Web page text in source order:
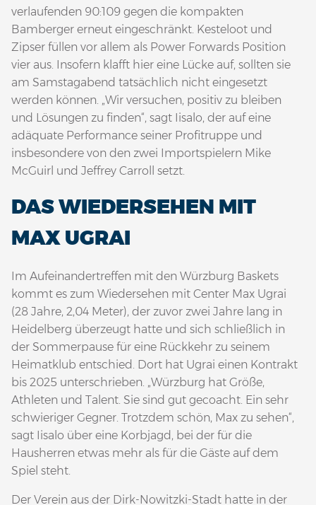
verlaufenden 90:109 gegen die kompakten
Bamberger erneut eingeschränkt. Kesteloot und
Zipser füllen vor allem als Power Forwards Position
vier aus. Insofern klafft hier eine Lücke auf, sollten sie
am Samstagabend tatsächlich nicht eingesetzt
werden können. „Wir versuchen, positiv zu bleiben
und Lösungen zu finden“, sagt Iisalo, der auf eine
adäquate Performance seiner Profitruppe und
insbesondere von den zwei Importspielern Mike
McGuirl und Jeffrey Carroll setzt.
DAS WIEDERSEHEN MIT
MAX UGRAI
Im Aufeinandertreffen mit den Würzburg Baskets
kommt es zum Wiedersehen mit Center Max Ugrai
(28 Jahre, 2,04 Meter), der zuvor zwei Jahre lang in
Heidelberg überzeugt hatte und sich schließlich in
der Sommerpause für eine Rückkehr zu seinem
Heimatklub entschied. Dort hat Ugrai einen Kontrakt
bis 2025 unterschrieben. „Würzburg hat Größe,
Athleten und Talent. Sie sind gut gecoacht. Ein sehr
schwieriger Gegner. Trotzdem schön, Max zu sehen“,
sagt Iisalo über eine Korbjagd, bei der für die
Hausherren etwas mehr als für die Gäste auf dem
Spiel steht.
Der Verein aus der Dirk-Nowitzki-Stadt hatte in der